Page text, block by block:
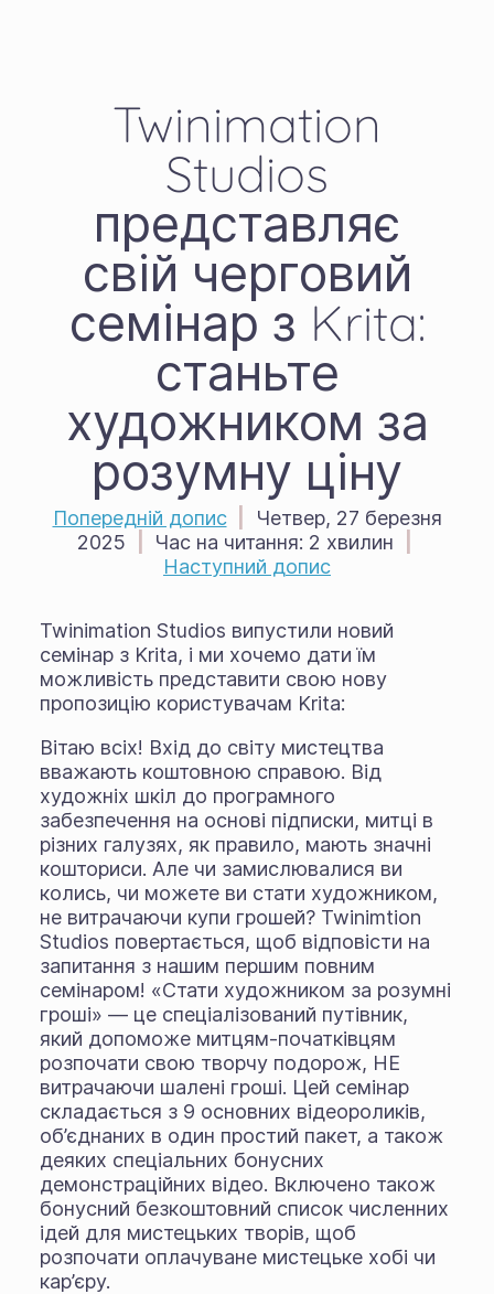
Twinimation
Studios
представляє
свій черговий
семінар з Krita:
станьте
художником за
розумну ціну
Попередній допис
Четвер, 27 березня
2025
Час на читання: 2 хвилин
Наступний допис
Twinimation Studios випустили новий
семінар з Krita, і ми хочемо дати їм
можливість представити свою нову
пропозицію користувачам Krita:
Вітаю всіх! Вхід до світу мистецтва
вважають коштовною справою. Від
художніх шкіл до програмного
забезпечення на основі підписки, митці в
різних галузях, як правило, мають значні
кошториси. Але чи замислювалися ви
колись, чи можете ви стати художником,
не витрачаючи купи грошей? Twinimtion
Studios повертається, щоб відповісти на
запитання з нашим першим повним
семінаром! «Стати художником за розумні
гроші» — це спеціалізований путівник,
який допоможе митцям-початківцям
розпочати свою творчу подорож, НЕ
витрачаючи шалені гроші. Цей семінар
складається з 9 основних відеороликів,
об’єднаних в один простий пакет, а також
деяких спеціальних бонусних
демонстраційних відео. Включено також
бонусний безкоштовний список численних
ідей для мистецьких творів, щоб
розпочати оплачуване мистецьке хобі чи
кар’єру.